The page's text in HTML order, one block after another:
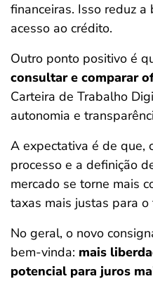
financeiras. Isso reduz
acesso ao crédito.
Outro ponto positivo é
consultar e comparar
Carteira de Trabalho
autonomia e
A expectativa é de que,
processo e a definição
mercado se torne mais
taxas mais justas para
No geral, o novo
bem-vinda: mais
potencial para juros